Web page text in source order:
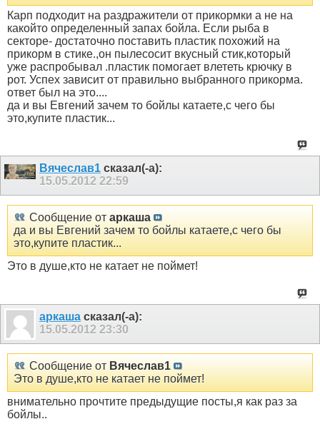
Карп подходит на раздражители от прикормки а не на
какойто определенный запах бойла. Если рыба в
секторе- достаточно поставить пластик похожий на
прикорм в стике.,он пылесосит вкусный стик,который
уже распробывал .пластик помогает влететь крючку в
рот. Успех зависит от правильно выбранного прикорма.
ответ был на это....
да и вы Евгений зачем то бойлы катаете,с чего бы
это,купите пластик...
Вячеслав1 сказал(-а):
15.05.2012 22:59
Сообщение от аркаша
да и вы Евгений зачем то бойлы катаете,с чего бы
это,купите пластик...
Это в душе,кто не катает не поймет!
аркаша сказал(-а):
15.05.2012 23:30
Сообщение от Вячеслав1
Это в душе,кто не катает не поймет!
внимательно прочтите предыдущие посты,я как раз за
бойлы..